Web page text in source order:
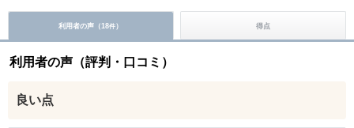
利用者の声（18件） 得点
利用者の声（評判・口コミ）
良い点